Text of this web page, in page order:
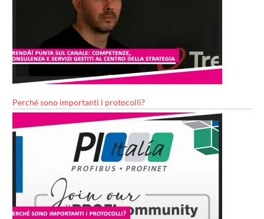
Perché sono importanti i protocolli?